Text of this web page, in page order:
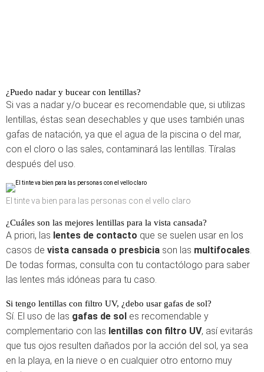
¿Puedo nadar y bucear con lentillas?
Si vas a nadar y/o bucear es recomendable que, si utilizas
lentillas, éstas sean desechables y que uses también unas
gafas de natación, ya que el agua de la piscina o del mar,
con el cloro o las sales, contaminará las lentillas. Tíralas
después del uso.
El tinte va bien para las personas con el vello claro
¿Cuáles son las mejores lentillas para la vista cansada?
A priori, las lentes de contacto que se suelen usar en los
casos de vista cansada o presbicia son las multifocales.
De todas formas, consulta con tu contactólogo para saber
las lentes más idóneas para tu caso.
Si tengo lentillas con filtro UV, ¿debo usar gafas de sol?
Sí. El uso de las gafas de sol es recomendable y
complementario con las lentillas con filtro UV, así evitarás
que tus ojos resulten dañados por la acción del sol, ya sea
en la playa, en la nieve o en cualquier otro entorno muy